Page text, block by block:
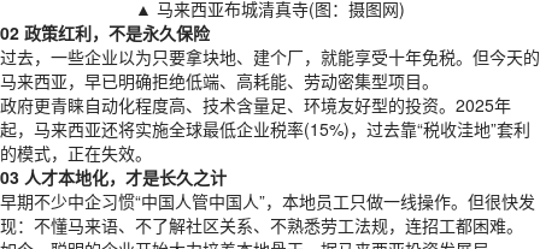
▲ 马来西亚布城清真寺(图：摄图网)
02 政策红利，不是永久保险
过去，一些企业以为只要拿块地、建个厂，就能享受十年免税。但今天的
马来西亚，早已明确拒绝低端、高耗能、劳动密集型项目。
政府更青睐自动化程度高、技术含量足、环境友好型的投资。2025年
起，马来西亚还将实施全球最低企业税率(15%)，过去靠“税收洼地”套利
的模式，正在失效。
03 人才本地化，才是长久之计
早期不少中企习惯“中国人管中国人”，本地员工只做一线操作。但很快发
现：不懂马来语、不了解社区关系、不熟悉劳工法规，连招工都困难。